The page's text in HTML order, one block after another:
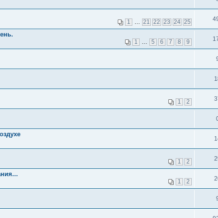
1 21 22 23 24 25
1 5 6 7 8 9
1 2
1 2
1 2